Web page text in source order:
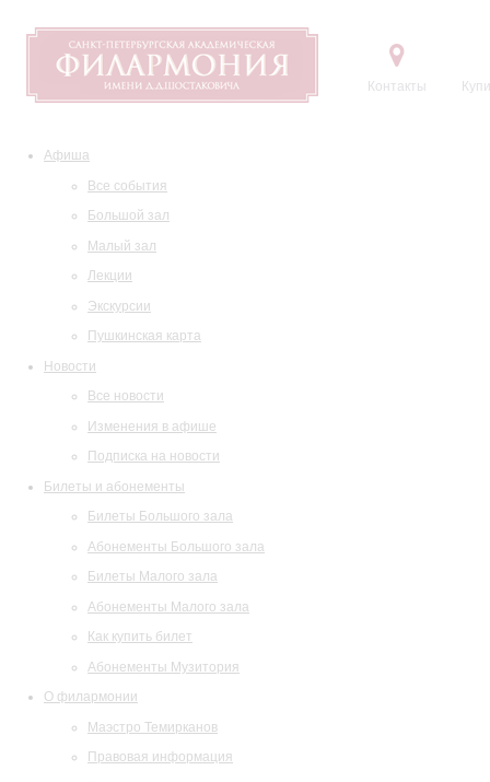
Контакты
Афиша
Все события
Большой зал
Малый зал
Лекции
Экскурсии
Пушкинская карта
Новости
Все новости
Изменения в афише
Подписка на новости
Билеты и абонементы
Билеты Большого зала
Абонементы Большого зала
Билеты Малого зала
Абонементы Малого зала
Как купить билет
Абонементы Музитория
О филармонии
Маэстро Темирканов
Правовая информация